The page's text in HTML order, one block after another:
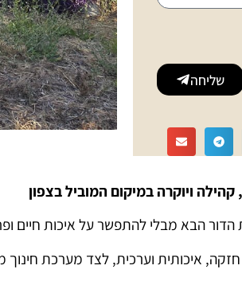
שליחה
ויוקרה במיקום המוביל בצפון
הבא מבלי להתפשר על איכות חיים
איכותית וערכית, לצד מערכת חינוך